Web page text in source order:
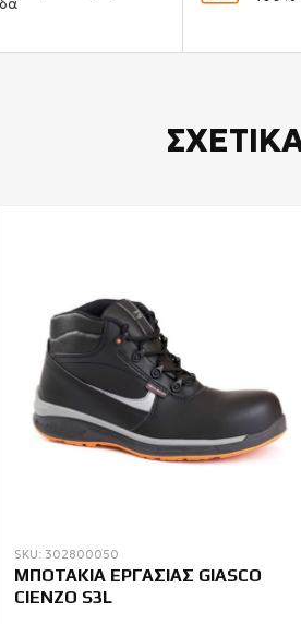
SKU: 302800050
ΜΠΟΤΑΚΙΑ ΕΡΓΑΣΙΑΣ GIASCO
CIENZO S3L